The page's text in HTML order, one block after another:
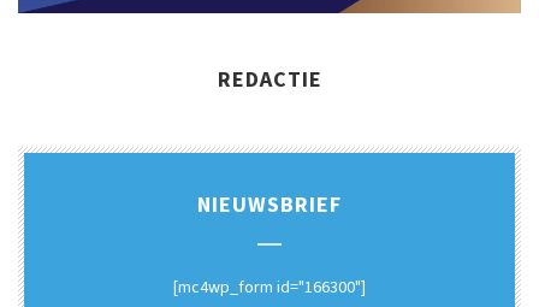
REDACTIE
NIEUWSBRIEF
[mc4wp_form id="166300"]